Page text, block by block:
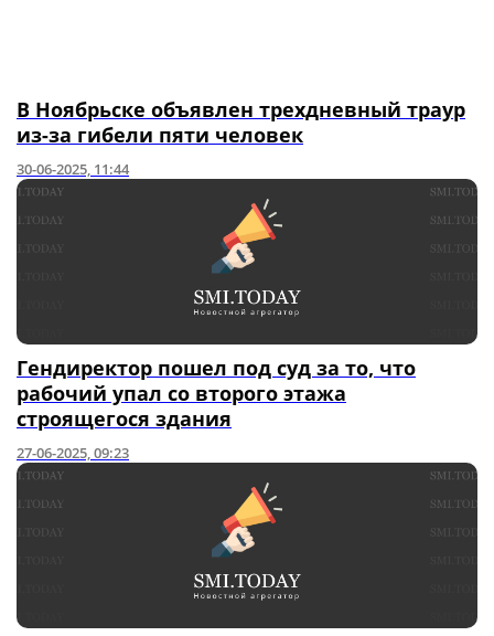
В Ноябрьске объявлен трехдневный траур
из-за гибели пяти человек
30-06-2025, 11:44
Гендиректор пошел под суд за то, что
рабочий упал со второго этажа
строящегося здания
27-06-2025, 09:23